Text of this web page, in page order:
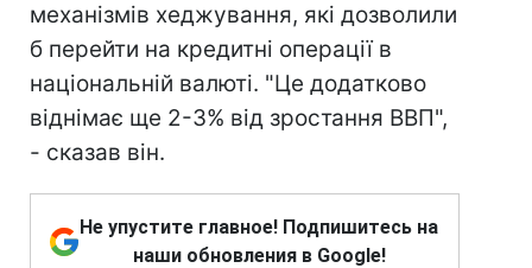
механізмів хеджування, які дозволили
б перейти на кредитні операції в
національній валюті. "Це додатково
віднімає ще 2-3% від зростання ВВП",
- сказав він.
Не упустите главное! Подпишитесь на
наши обновления в Google!